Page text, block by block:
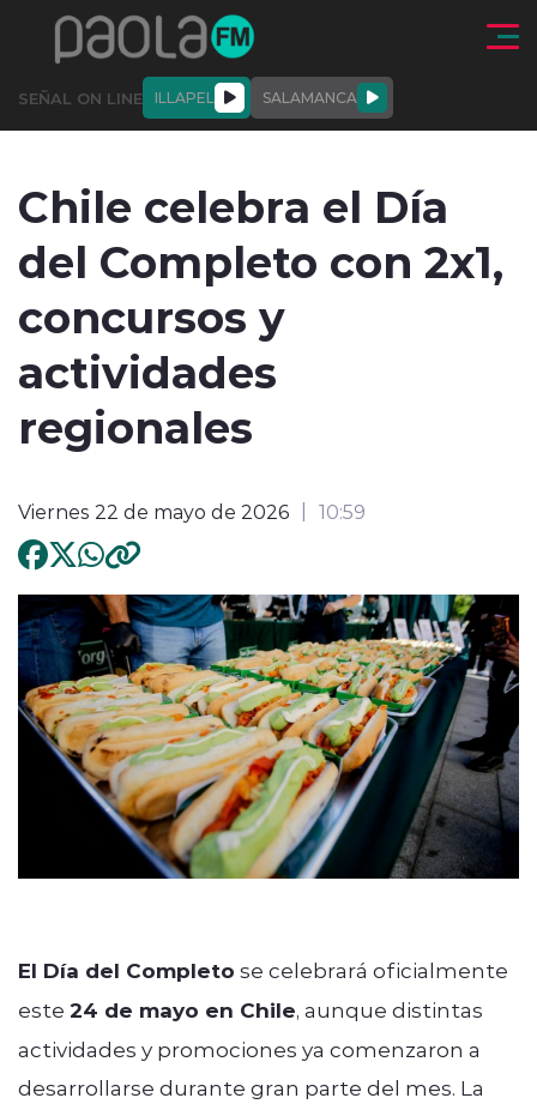
Click acá para ir directamente al contenido
SEÑAL ON LINE ILLAPEL SALAMANCA
ACTUALIDAD
modo claro
Chile celebra el Día
del Completo con 2x1,
concursos y
actividades
regionales
Viernes 22 de mayo de 2026 10:59
El Día del Completo se celebrará oficialmente
este 24 de mayo en Chile, aunque distintas
actividades y promociones ya comenzaron a
desarrollarse durante gran parte del mes. La